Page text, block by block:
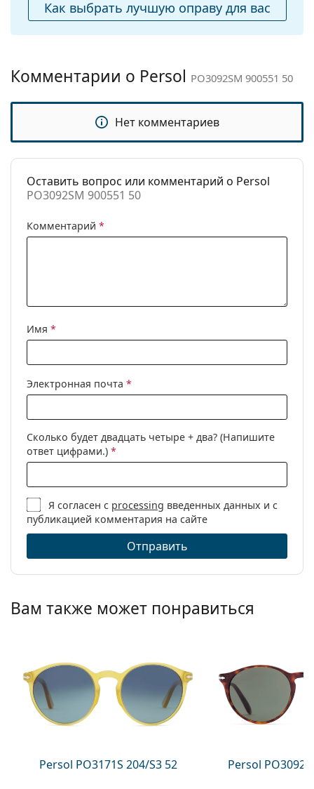
Изучите ассортиментсолнцезащитных очков,
чтобы найти больше стилей от популярных
брендов.
Да
Пол:
Мужские
Persol
Использование:
Модные
Как выбрать лучшую оправу для вас
Комментарии о Persol PO3092SM 900551 50
Нет комментариев
Оставить вопрос или комментарий о Persol
PO3092SM 900551 50
Комментарий *
Имя *
Электронная почта *
Сколько будет двадцать четыре + два? (Напишите
ответ цифрами.) *
Я согласен с processing введенных данных и с
публикацией комментария на сайте
Отправить
Вам также может понравиться
Persol PO3171S 204/S3 52 Persol